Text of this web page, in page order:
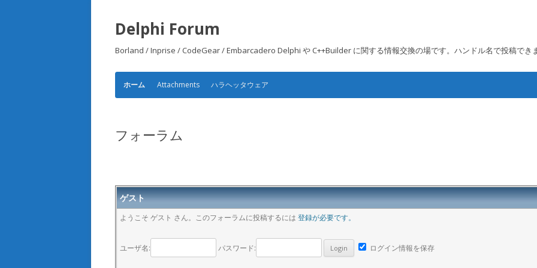
Delphi Forum
Borland / Inprise / CodeGear / Embarcadero Delphi や C++Builder に関する情報交換の場です。ハンドル名で投稿でき
コンテンツへ移動
ホーム Attachments ハラヘッタウェア
フォーラム
ゲスト
ようこそ ゲスト さん。このフォーラムに投稿するには 登録が必要です。
ユーザ名: パスワード: ログイン情報を保存